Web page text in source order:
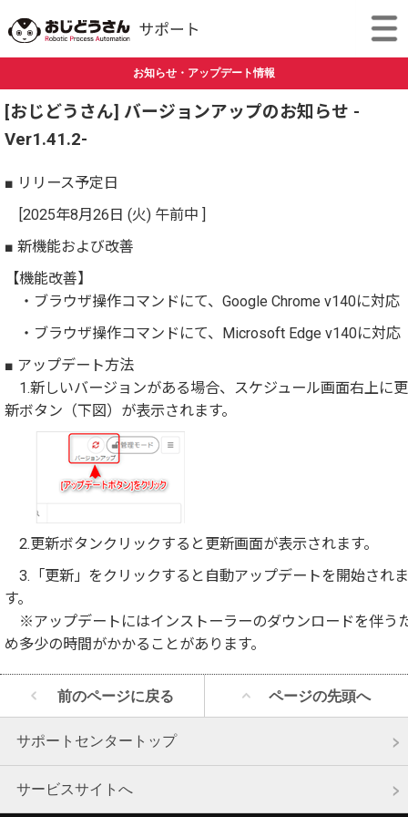
お知らせ・アップデート情報
[おじどうさん] バージョンアップのお知らせ -
Ver1.41.2-
■ リリース予定日
[2025年8月26日 (火) 午前中 ]
■ 新機能および改善
【機能改善】
・ブラウザ操作コマンドにて、Google Chrome v140に対応
・ブラウザ操作コマンドにて、Microsoft Edge v140に対応
■ アップデート方法
1.新しいバージョンがある場合、スケジュール画面右上に更
新ボタン（下図）が表示されます。
2.更新ボタンクリックすると更新画面が表示されます。
3.「更新」をクリックすると自動アップデートを開始されま
す。
※アップデートにはインストーラーのダウンロードを伴う
め多少の時間がかかることがあります。
前のページに戻る ページの先頭へ
サポートセンタートップ
サービスサイトへ